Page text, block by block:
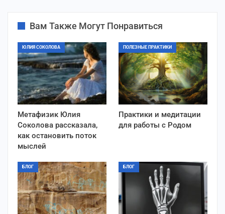
Вам Также Могут Понравиться
ЮЛИЯ СОКОЛОВА
Метафизик Юлия
Соколова рассказала,
как остановить поток
мыслей
ПОЛЕЗНЫЕ ПРАКТИКИ
Практики и медитации
для работы с Родом
БЛОГ БЛОГ